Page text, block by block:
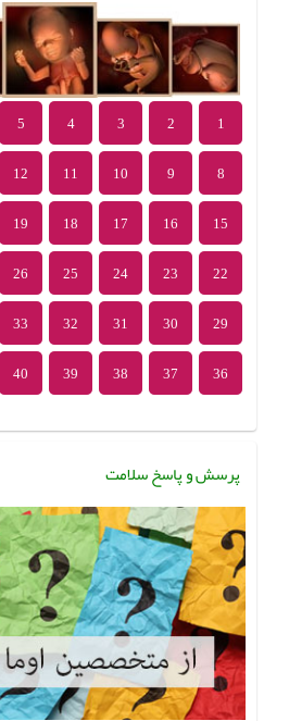
1
2
3
4
5
8
9
10
11
12
15
16
17
18
19
22
23
24
25
26
29
30
31
32
33
36
37
38
39
40
پرسش و پاسخ سلامت